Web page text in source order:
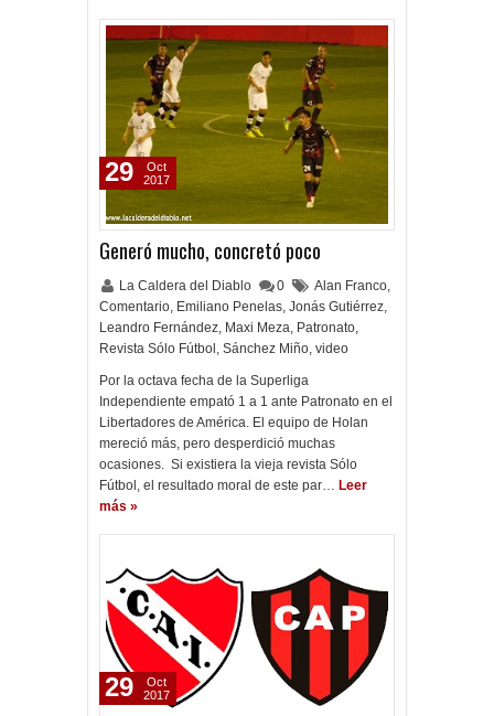
Generó mucho, concretó poco
La Caldera del Diablo 0 Alan Franco,
Comentario, Emiliano Penelas, Jonás Gutiérrez,
Leandro Fernández, Maxi Meza, Patronato,
Revista Sólo Fútbol , Sánchez Miño, video
Por la octava fecha de la Superliga
Independiente empató 1 a 1 ante Patronato en el
Libertadores de América. El equipo de Holan
mereció más, pero desperdició muchas
ocasiones. Si existiera la vieja revista Sólo
Fútbol, el resultado moral de este par… Leer
más »
29
Oct
2017
29
Oct
2017